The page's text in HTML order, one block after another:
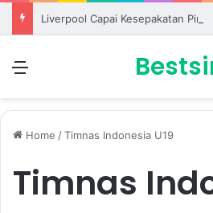
Home /Timnas Indonesia U19
Timnas